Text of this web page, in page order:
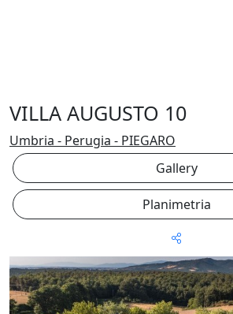
VILLA AUGUSTO 10
Umbria - Perugia - PIEGARO
Gallery
Planimetria